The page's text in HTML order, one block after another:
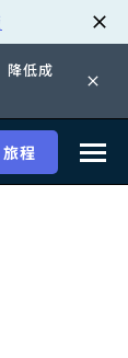
降低成
程